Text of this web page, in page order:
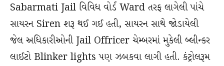
Sabarmati Jail વિવિધ વોર્ડ Ward તરફ લાગેલી પાંચે
સાયરન Siren શરૂ થઈ ગઈ હતી, સાયરન સાથે જોડાયેલી
જેલ અધિકારીઓની Jail Offricer ચેમ્બરમાં મુકેલી બ્લીન્કર
લાઈટો Blinker lights પણ ઝબકવા લાગી હતી. કંટ્રોલરૂમ